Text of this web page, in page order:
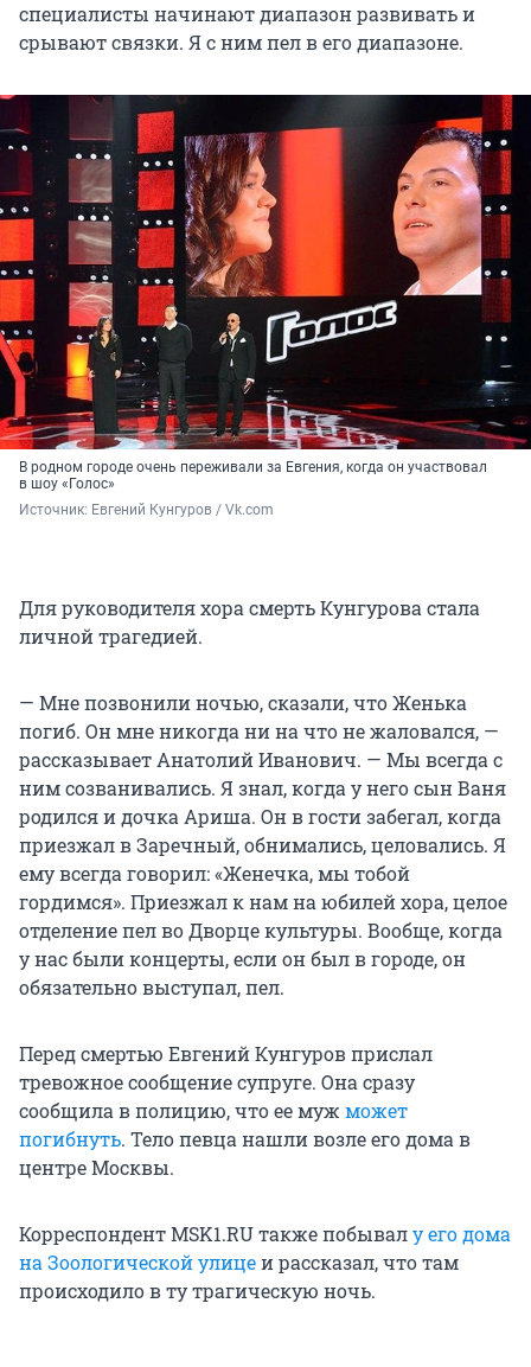
специалисты начинают диапазон развивать и
срывают связки. Я с ним пел в его диапазоне.
В родном городе очень переживали за Евгения, когда он участвовал
в шоу «Голос»
Источник: Евгений Кунгуров / Vk.com
Для руководителя хора смерть Кунгурова стала
личной трагедией.
— Мне позвонили ночью, сказали, что Женька
погиб. Он мне никогда ни на что не жаловался, —
рассказывает Анатолий Иванович. — Мы всегда с
ним созванивались. Я знал, когда у него сын Ваня
родился и дочка Ариша. Он в гости забегал, когда
приезжал в Заречный, обнимались, целовались. Я
ему всегда говорил: «Женечка, мы тобой
гордимся». Приезжал к нам на юбилей хора, целое
отделение пел во Дворце культуры. Вообще, когда
у нас были концерты, если он был в городе, он
обязательно выступал, пел.
Перед смертью Евгений Кунгуров прислал
тревожное сообщение супруге. Она сразу
сообщила в полицию, что ее муж может
погибнуть. Тело певца нашли возле его дома в
центре Москвы.
Корреспондент MSK1.RU также побывалу его дома
на Зоологической улицеи рассказал, что там
происходило в ту трагическую ночь.